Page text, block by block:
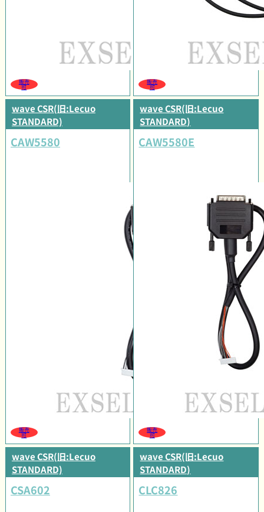
販売
可
販売
可
wave CSR(旧:Lecuo
STANDARD)
CAW5580
販売
可
wave CSR(旧:Lecuo
STANDARD)
CAW5580E
販売
可
wave CSR(旧:Lecuo
STANDARD)
CSA602
wave CSR(旧:Lecuo
STANDARD)
CLC826